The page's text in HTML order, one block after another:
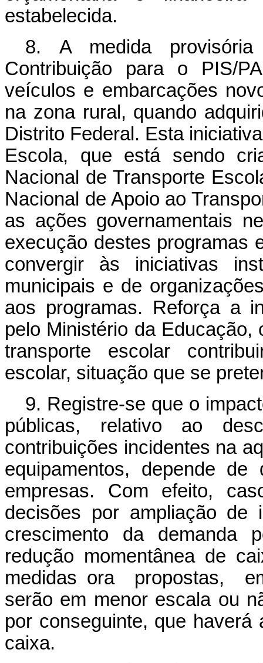
estabelecida.
8. A medida provisória
Contribuição para o PIS/
veículos e embarcações
na zona rural, quando
Distrito Federal. Esta
Escola, que está sendo
Nacional de Transporte
Nacional de Apoio ao
as ações governamentais
execução destes programas
convergir às iniciativas
municipais e de
aos programas. Reforça a
pelo Ministério da
transporte escolar
escolar, situação que se
9. Registre-se que o
públicas, relativo ao
contribuições incidentes na
equipamentos, depende
empresas. Com efeito,
decisões por ampliação de
crescimento da demanda
redução momentânea de
medidas ora propostas,
serão em menor escala ou
por conseguinte, que
caixa.